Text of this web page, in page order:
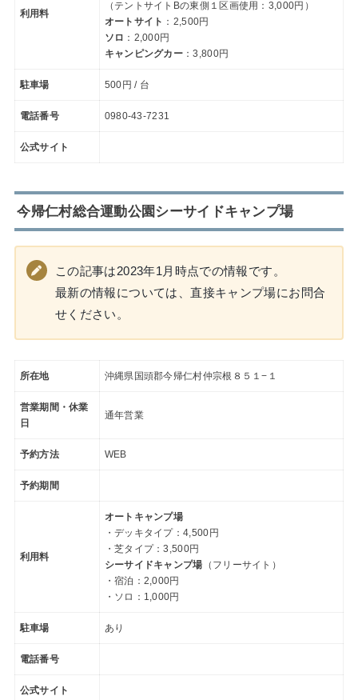
利用料
（テントサイトBの東側１区画使用：3,000円）
オートサイト ：2,500円
ソロ
：2,000円
キャンピングカー ：3,800円
駐車場 500円 / 台
電話番号 0980-43-7231
公式サイト
今帰仁村総合運動公園シーサイドキャンプ場
この記事は2023年1月時点での情報です。
最新の情報については、直接キャンプ場にお問合
せください。
所在地 沖縄県国頭郡今帰仁村仲宗根８５１−１
営業期間・休業
日
通年営業
予約方法 WEB
予約期間
利用料
オートキャンプ場
・デッキタイプ：4,500円
・芝タイプ：3,500円
シーサイドキャンプ場 （フリーサイト）
・宿泊：2,000円
・ソロ：1,000円
駐車場 あり
電話番号
公式サイト